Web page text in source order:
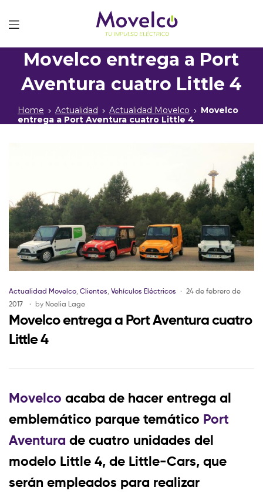
Movelco
Movelco entrega a Port
Aventura cuatro Little 4
Home Actualidad Actualidad Movelco
Movelco
entrega a Port Aventura cuatro Little 4
Actualidad Movelco, Clientes, Vehículos Eléctricos
24 de febrero de
2017
by Noelia Lage
Movelco entrega a Port Aventura cuatro
Little 4
Movelco acaba de hacer entrega al
emblemático parque temático Port
Aventura de cuatro unidades del
modelo Little 4, de Little-Cars, que
serán empleados para realizar